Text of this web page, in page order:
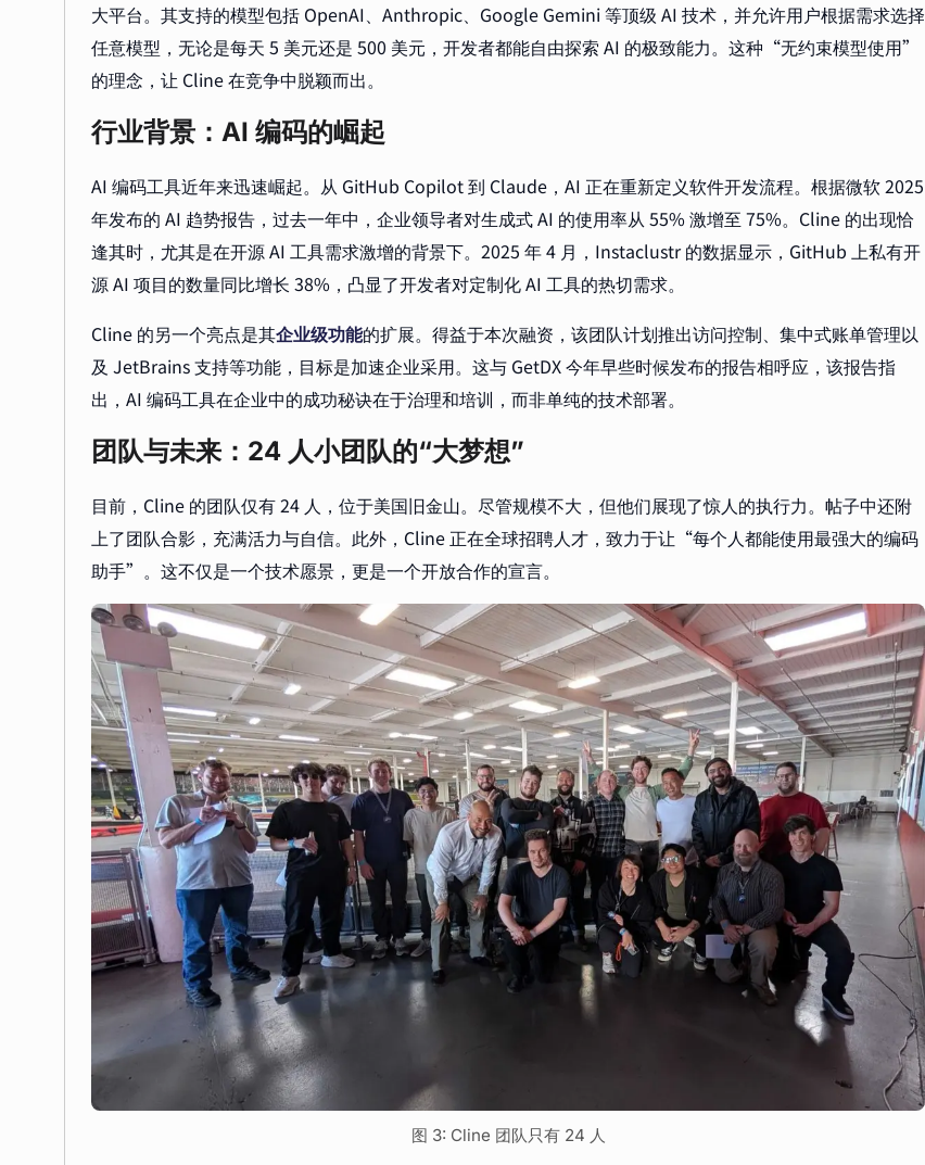
大平台。其支持的模型包括 OpenAI、Anthropic、Google Gemini 等顶级 AI 技术，并允许用户根据需求选择
任意模型，无论是每天 5 美元还是 500 美元，开发者都能自由探索 AI 的极致能力。这种“无约束模型使用”
的理念，让 Cline 在竞争中脱颖而出。
行业背景：AI 编码的崛起
AI 编码工具近年来迅速崛起。从 GitHub Copilot 到 Claude，AI 正在重新定义软件开发流程。根据微软 2025
年发布的 AI 趋势报告，过去一年中，企业领导者对生成式 AI 的使用率从 55% 激增至 75%。Cline 的出现恰
逢其时，尤其是在开源 AI 工具需求激增的背景下。2025 年 4 月，Instaclustr 的数据显示，GitHub 上私有开
源 AI 项目的数量同比增长 38%，凸显了开发者对定制化 AI 工具的热切需求。
Cline 的另一个亮点是其企业级功能的扩展。得益于本次融资，该团队计划推出访问控制、集中式账单管理以
及 JetBrains 支持等功能，目标是加速企业采用。这与 GetDX 今年早些时候发布的报告相呼应，该报告指
出，AI 编码工具在企业中的成功秘诀在于治理和培训，而非单纯的技术部署。
团队与未来：24 人小团队的“大梦想”
目前，Cline 的团队仅有 24 人，位于美国旧金山。尽管规模不大，但他们展现了惊人的执行力。帖子中还附
上了团队合影，充满活力与自信。此外，Cline 正在全球招聘人才，致力于让“每个人都能使用最强大的编码
助手”。这不仅是一个技术愿景，更是一个开放合作的宣言。
图 3: Cline 团队只有 24 人